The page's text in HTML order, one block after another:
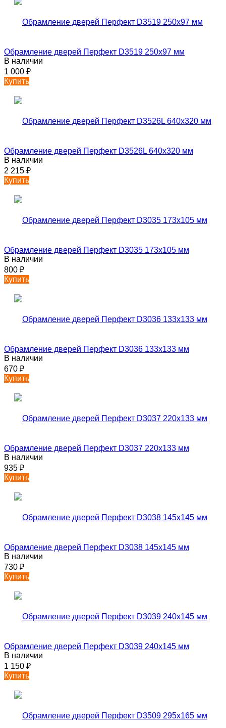
Обрамление дверей Перфект D3519 250х97 мм
В наличии
1 000 ₽
Купить
Обрамление дверей Перфект D3526L 640х320 мм
В наличии
2 215 ₽
Купить
Обрамление дверей Перфект D3035 173х105 мм
В наличии
800 ₽
Купить
Обрамление дверей Перфект D3036 133х133 мм
В наличии
670 ₽
Купить
Обрамление дверей Перфект D3037 220х133 мм
В наличии
935 ₽
Купить
Обрамление дверей Перфект D3038 145х145 мм
В наличии
730 ₽
Купить
Обрамление дверей Перфект D3039 240х145 мм
В наличии
1 150 ₽
Купить